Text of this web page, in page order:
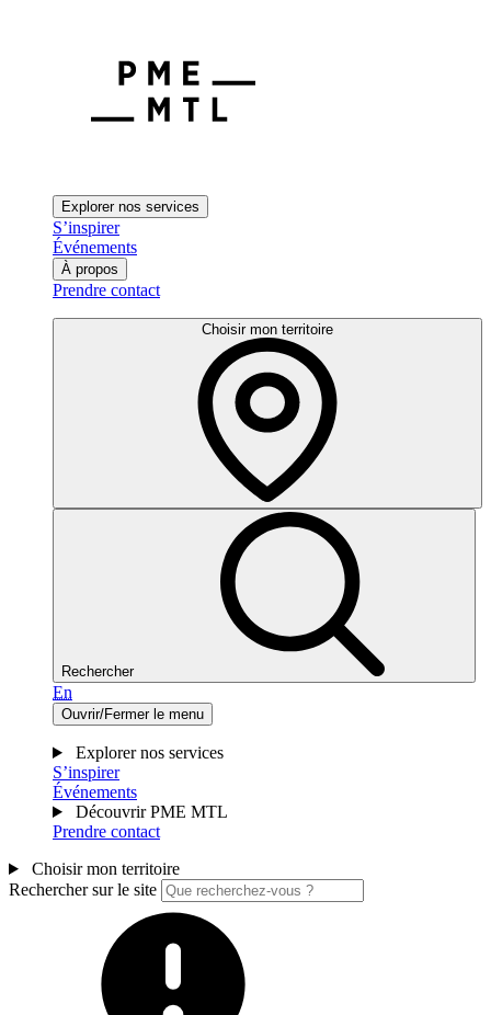
Explorer nos services
S’inspirer
Événements
À propos
Prendre contact
Choisir mon territoire
Rechercher
En
Ouvrir/Fermer le menu
Explorer nos services
S’inspirer
Événements
Découvrir PME MTL
Prendre contact
Choisir mon territoire
Rechercher sur le site